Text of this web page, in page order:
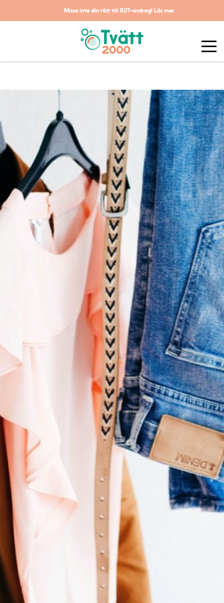
Missa inte din rätt till RUT-avdrag! Läs mer.